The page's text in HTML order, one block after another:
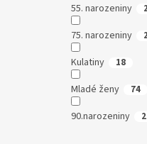
55. narozeniny
75. narozeniny
Kulatiny 18
Mladé ženy 74
90.narozeniny 2